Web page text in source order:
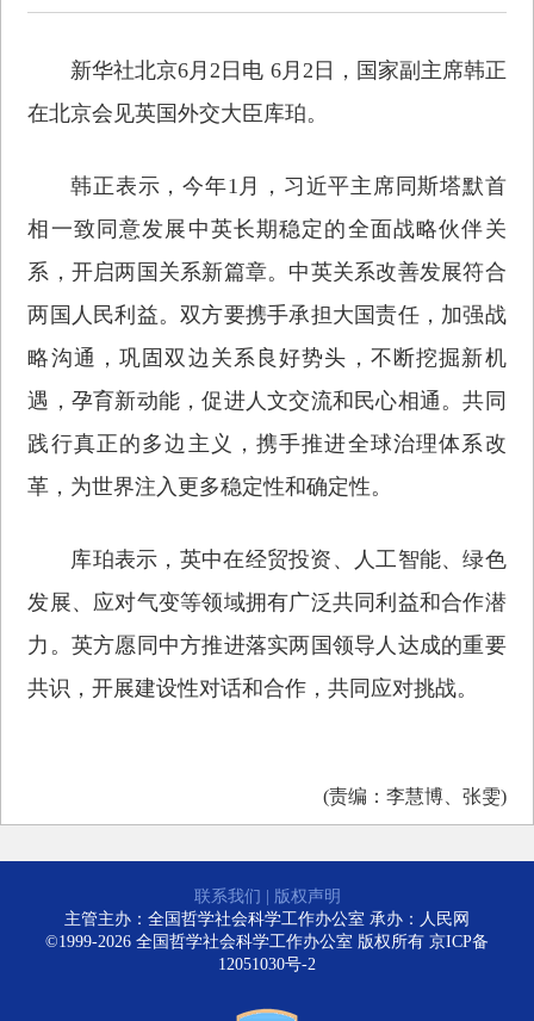
新华社北京6月2日电 6月2日，国家副主席韩正
在北京会见英国外交大臣库珀。
韩正表示，今年1月，习近平主席同斯塔默首
相一致同意发展中英长期稳定的全面战略伙伴关
系，开启两国关系新篇章。中英关系改善发展符合
两国人民利益。双方要携手承担大国责任，加强战
略沟通，巩固双边关系良好势头，不断挖掘新机
遇，孕育新动能，促进人文交流和民心相通。共同
践行真正的多边主义，携手推进全球治理体系改
革，为世界注入更多稳定性和确定性。
库珀表示，英中在经贸投资、人工智能、绿色
发展、应对气变等领域拥有广泛共同利益和合作潜
力。英方愿同中方推进落实两国领导人达成的重要
共识，开展建设性对话和合作，共同应对挑战。
(责编：李慧博、张雯)
联系我们
版权声明
主管主办：全国哲学社会科学工作办公室 承办：人民网
©1999-2026 全国哲学社会科学工作办公室 版权所有 京ICP备
12051030号-2